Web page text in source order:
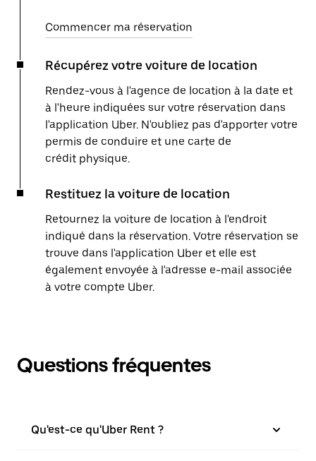
Commencer ma réservation
Récupérez votre voiture de location
Rendez-vous à l'agence de location à la date et
à l'heure indiquées sur votre réservation dans
l'application Uber. N'oubliez pas d'apporter votre
permis de conduire et une carte de
crédit physique.
Restituez la voiture de location
Retournez la voiture de location à l'endroit
indiqué dans la réservation. Votre réservation se
trouve dans l'application Uber et elle est
également envoyée à l'adresse e-mail associée
à votre compte Uber.
Questions fréquentes
Qu'est-ce qu'Uber Rent ?